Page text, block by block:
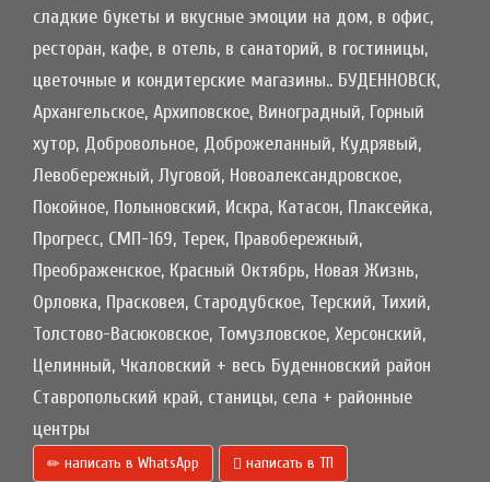
сладкие букеты и вкусные эмоции на дом, в офис,
ресторан, кафе, в отель, в санаторий, в гостиницы,
цветочные и кондитерские магазины.. БУДЕННОВСК,
Архангельское, Архиповское, Виноградный, Горный
хутор, Добровольное, Доброжеланный, Кудрявый,
Левобережный, Луговой, Новоалександровское,
Покойное, Полыновский, Искра, Катасон, Плаксейка,
Прогресс, СМП-169, Терек, Правобережный,
Преображенское, Красный Октябрь, Новая Жизнь,
Орловка, Прасковея, Стародубское, Терский, Тихий,
Толстово-Васюковское, Томузловское, Херсонский,
Целинный, Чкаловский + весь Буденновский район
Ставропольский край, станицы, села + районные
центры
написать в WhatsApp написать в ТП